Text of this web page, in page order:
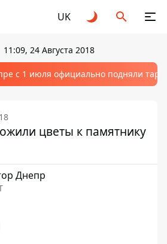
UK
11:09, 24 Августа 2018
с 1 июля официально подняли
цветы к памятнику
Днепр